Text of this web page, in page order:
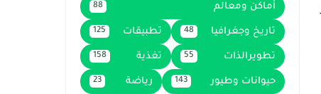
أماكن ومعالم 88
تاريخ وجغرافيا 48 تطبيقات 125
تطويرالذات 55 تغذية 158
حيوانات وطيور 143 رياضة 23